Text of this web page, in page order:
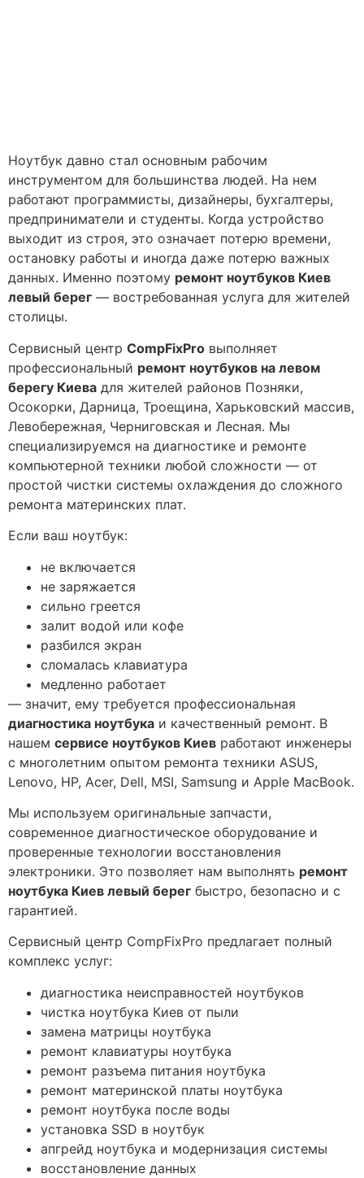
Ноутбук давно стал основным рабочим
инструментом для большинства людей. На нем
работают программисты, дизайнеры, бухгалтеры,
предприниматели и студенты. Когда устройство
выходит из строя, это означает потерю времени,
остановку работы и иногда даже потерю важных
данных. Именно поэтому ремонт ноутбуков Киев
левый берег — востребованная услуга для жителей
столицы.
Сервисный центр CompFixPro выполняет
профессиональный ремонт ноутбуков на левом
берегу Киева для жителей районов Позняки,
Осокорки, Дарница, Троещина, Харьковский массив,
Левобережная, Черниговская и Лесная. Мы
специализируемся на диагностике и ремонте
компьютерной техники любой сложности — от
простой чистки системы охлаждения до сложного
ремонта материнских плат.
Если ваш ноутбук:
не включается
не заряжается
сильно греется
залит водой или кофе
разбился экран
сломалась клавиатура
медленно работает
— значит, ему требуется профессиональная
диагностика ноутбука и качественный ремонт. В
нашем сервисе ноутбуков Киев работают инженеры
с многолетним опытом ремонта техники ASUS,
Lenovo, HP, Acer, Dell, MSI, Samsung и Apple MacBook.
Мы используем оригинальные запчасти,
современное диагностическое оборудование и
проверенные технологии восстановления
электроники. Это позволяет нам выполнять ремонт
ноутбука Киев левый берег быстро, безопасно и с
гарантией.
Сервисный центр CompFixPro предлагает полный
комплекс услуг:
диагностика неисправностей ноутбуков
чистка ноутбука Киев от пыли
замена матрицы ноутбука
ремонт клавиатуры ноутбука
ремонт разъема питания ноутбука
ремонт материнской платы ноутбука
ремонт ноутбука после воды
установка SSD в ноутбук
апгрейд ноутбука и модернизация системы
восстановление данных